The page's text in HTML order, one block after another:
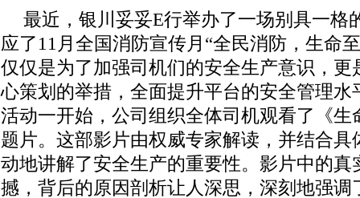
最近，银川妥妥E行举办了一场别具一格
应了11月全国消防宣传月“全民消防，生命
仅仅是为了加强司机们的安全生产意识，更
心策划的举措，全面提升平台的安全管理水
活动一开始，公司组织全体司机观看了《生
题片。这部影片由权威专家解读，并结合具
动地讲解了安全生产的重要性。影片中的真
撼，背后的原因剖析让人深思，深刻地强调